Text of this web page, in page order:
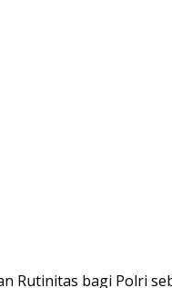
Rutinitas bagi Polri